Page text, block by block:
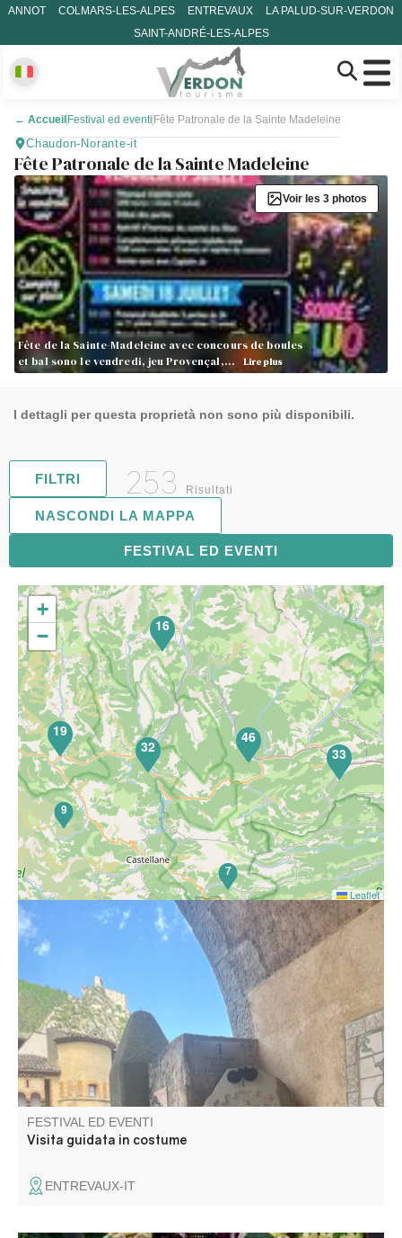
ANNOT COLMARS-LES-ALPES ENTREVAUX
LA PALUD-SUR-VERDON
SAINT-ANDRÉ-LES-ALPES
← Accueil Festival ed eventi Fête Patronale de la Sainte Madeleine
Chaudon-Norante-it
Fête Patronale de la Sainte Madeleine
Fête de la Sainte-Madeleine avec concours de boules
et bal sono le vendredi, jeu Provençal,…
Lire plus
Voir les 3 photos
I dettagli per questa proprietà non sono più disponibili.
FILTRI 253 Risultati
FESTIVAL ED EVENTI
NASCONDI LA MAPPA
Lasciatevi guidare da Madeleine Garcin attraverso le
stradine e scoprite la vita quotidiana di una roccaforte del
XVIII secolo.
FESTIVAL ED EVENTI
Visita guidata in costume
ENTREVAUX-IT
7
9
19
16
63
32
46
33
+
−
Leaflet